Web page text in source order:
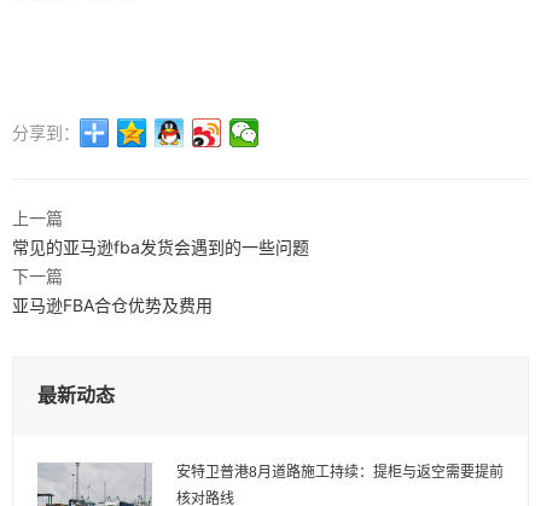
分享到：
上一篇
常见的亚马逊fba发货会遇到的一些问题
下一篇
亚马逊FBA合仓优势及费用
最新动态
安特卫普港8月道路施工持续：提柜与返空需要提前
核对路线